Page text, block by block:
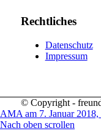
Rechtliches
Datenschutz
Impressum
© Copyright -
AMA am 7. Januar 2018,
Nach oben scrollen